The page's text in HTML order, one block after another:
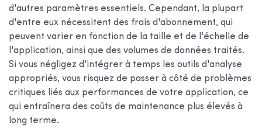
d'autres paramètres essentiels. Cependant, la plupart
d'entre eux nécessitent des frais d'abonnement, qui
peuvent varier en fonction de la taille et de l'échelle de
l'application, ainsi que des volumes de données traités.
Si vous négligez d'intégrer à temps les outils d'analyse
appropriés, vous risquez de passer à côté de problèmes
critiques liés aux performances de votre application, ce
qui entraînera des coûts de maintenance plus élevés à
long terme.